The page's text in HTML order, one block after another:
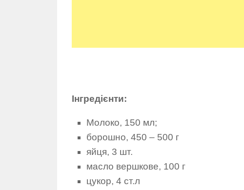
Інгредієнти:
Молоко, 150 мл;
борошно, 450 – 500 г
яйця, 3 шт.
масло вершкове, 100 г
цукор, 4 ст.л